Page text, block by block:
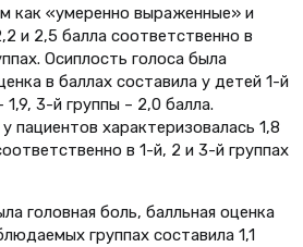
как «умеренно выраженные» и
и 2,5 балла соответственно в
Осиплость голоса была
в баллах составила у детей 1-й
1,9, 3-й группы – 2,0 балла.
пациентов характеризовалась 1,8
в 1-й, 2 и 3-й группах
головная боль, балльная оценка
группах составила 1,1